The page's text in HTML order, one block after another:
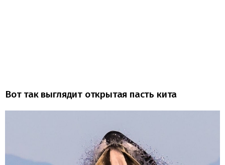
Вот так выглядит открытая пасть кита